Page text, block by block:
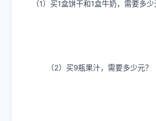
（1）买1盒饼干和1盒牛奶，需要多少
（2）买9瓶果汁，需要多少元？